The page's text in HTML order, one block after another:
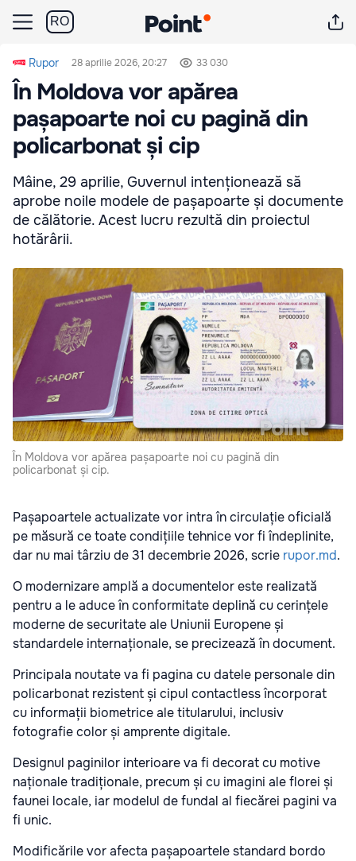
RO
Rupor 28 aprilie 2026, 20:27 33 030
În Moldova vor apărea
pașapoarte noi cu pagină din
policarbonat și cip
Mâine, 29 aprilie, Guvernul intenționează să
aprobe noile modele de pașapoarte și documente
de călătorie. Acest lucru rezultă din proiectul
hotărârii.
În Moldova vor apărea pașapoarte noi cu pagină din
policarbonat și cip.
Pașapoartele actualizate vor intra în circulație oficială
pe măsură ce toate condițiile tehnice vor fi îndeplinite,
dar nu mai târziu de 31 decembrie 2026, scrie rupor.md.
O modernizare amplă a documentelor este realizată
pentru a le aduce în conformitate deplină cu cerințele
moderne de securitate ale Uniunii Europene și
standardele internaționale, se precizează în document.
Principala noutate va fi pagina cu datele personale din
policarbonat rezistent și cipul contactless încorporat
cu informații biometrice ale titularului, inclusiv
fotografie color și amprente digitale.
Designul paginilor interioare va fi decorat cu motive
naționale tradiționale, precum și cu imagini ale florei și
faunei locale, iar modelul de fundal al fiecărei pagini va
fi unic.
Modificările vor afecta pașapoartele standard bordo